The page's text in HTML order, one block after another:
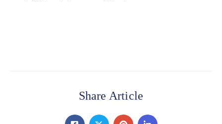
Share Article